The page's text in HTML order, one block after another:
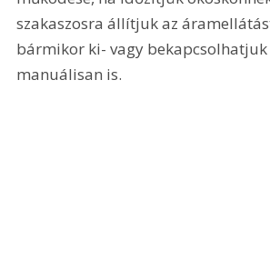
szakaszosra állítjuk az
bármikor ki- vagy
manuálisan is.